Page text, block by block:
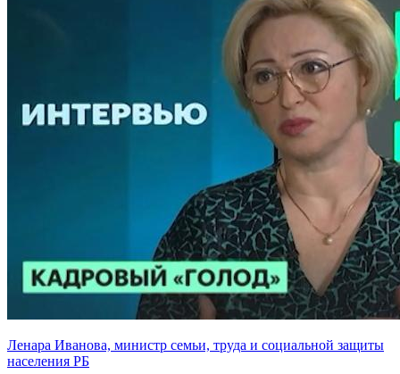
Ленара Иванова, министр семьи, труда и социальной защиты
населения РБ